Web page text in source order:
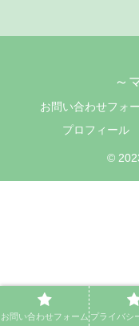
～
お問い合わせフォ
プロフィール
©
お問い合わせフォーム プライバシ